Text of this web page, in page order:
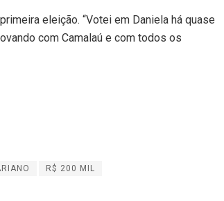
eleição. “Votei em Daniela há quase
com Camalaú e com todos os
R$ 200 MIL